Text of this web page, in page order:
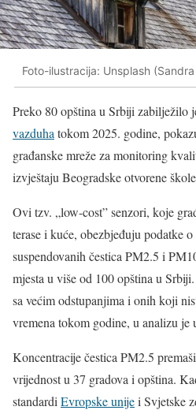
Foto-ilustracija: Unsplash
Preko 80 opština u Srbiji zabilježilo
vazduhatokom 2025. godine,
građanske mreže za monitoring
izvještaju Beogradske otvorene
Ovi tzv. „low-cost” senzori, koje
terase i kuće, obezbjeđuju podatke
suspendovanih čestica PM2.5 i
mjesta u više od 100 opština u
sa većim odstupanjima i onih koji
vremena tokom godine, u analizu je
Koncentracije čestica PM2.5
vrijednost u 37 gradova i opština.
standardiEvropske unijei Svjetske